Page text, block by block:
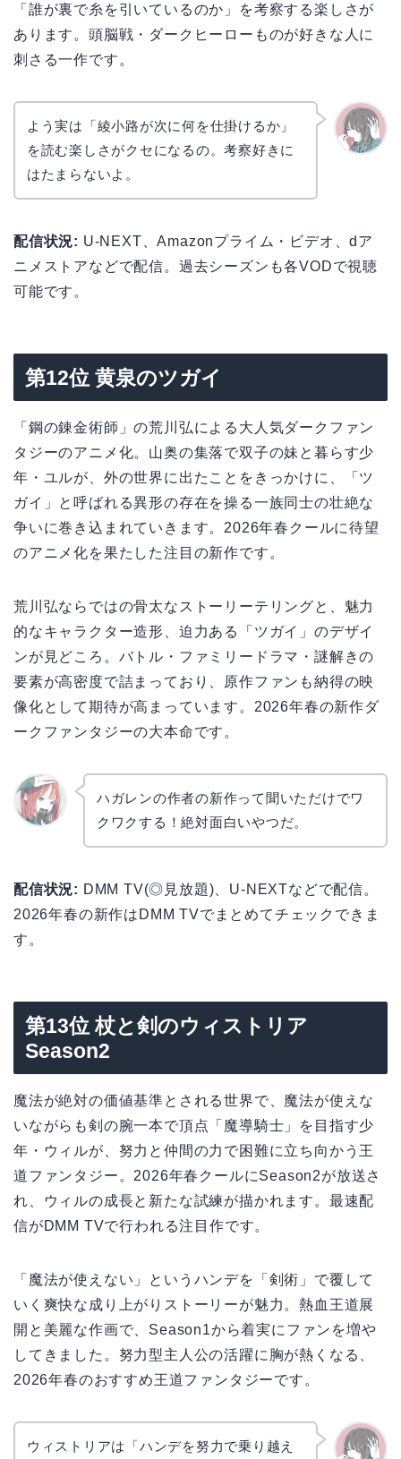
「誰が裏で糸を引いているのか」を考察する楽しさが
あります。頭脳戦・ダークヒーローものが好きな人に
刺さる一作です。
よう実は「綾小路が次に何を仕掛けるか」
を読む楽しさがクセになるの。考察好きに
はたまらないよ。
配信状況: U-NEXT、Amazonプライム・ビデオ、dア
ニメストアなどで配信。過去シーズンも各VODで視聴
可能です。
第12位 黄泉のツガイ
「鋼の錬金術師」の荒川弘による大人気ダークファン
タジーのアニメ化。山奥の集落で双子の妹と暮らす少
年・ユルが、外の世界に出たことをきっかけに、「ツ
ガイ」と呼ばれる異形の存在を操る一族同士の壮絶な
争いに巻き込まれていきます。2026年春クールに待望
のアニメ化を果たした注目の新作です。
荒川弘ならではの骨太なストーリーテリングと、魅力
的なキャラクター造形、迫力ある「ツガイ」のデザイ
ンが見どころ。バトル・ファミリードラマ・謎解きの
要素が高密度で詰まっており、原作ファンも納得の映
像化として期待が高まっています。2026年春の新作ダ
ークファンタジーの大本命です。
ハガレンの作者の新作って聞いただけでワ
クワクする！絶対面白いやつだ。
配信状況: DMM TV(◎見放題)、U-NEXTなどで配信。
2026年春の新作はDMM TVでまとめてチェックできま
す。
第13位 杖と剣のウィストリア
Season2
魔法が絶対の価値基準とされる世界で、魔法が使えな
いながらも剣の腕一本で頂点「魔導騎士」を目指す少
年・ウィルが、努力と仲間の力で困難に立ち向かう王
道ファンタジー。2026年春クールにSeason2が放送さ
れ、ウィルの成長と新たな試練が描かれます。最速配
信がDMM TVで行われる注目作です。
「魔法が使えない」というハンデを「剣術」で覆して
いく爽快な成り上がりストーリーが魅力。熱血王道展
開と美麗な作画で、Season1から着実にファンを増や
してきました。努力型主人公の活躍に胸が熱くなる、
2026年春のおすすめ王道ファンタジーです。
ウィストリアは「ハンデを努力で乗り越え